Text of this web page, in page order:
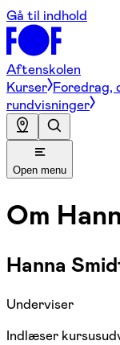
Gå til indhold
Aftenskolen
Kurser Foredrag,
rundvisninger
Open menu
Om
Hanna
Underviser
Indlæser